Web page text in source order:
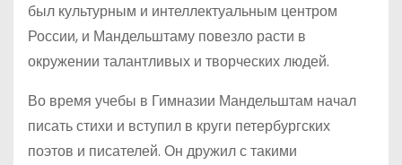
был культурным и интеллектуальным центром
России, и Мандельштаму повезло расти в
окружении талантливых и творческих людей.
Во время учебы в Гимназии Мандельштам начал
писать стихи и вступил в круги петербургских
поэтов и писателей. Он дружил с такими